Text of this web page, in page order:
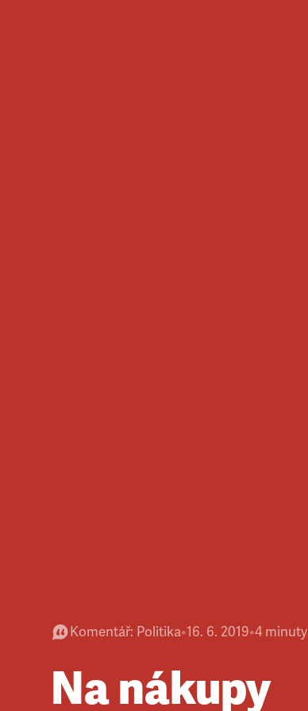
Komentář: Politika•16. 6. 2019•4 minuty
Na nákupy